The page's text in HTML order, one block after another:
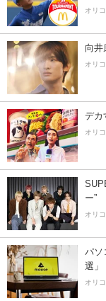
オリ
向井
オリ
デカ
オリ
ー”
オリ
パソ
選」
オリ